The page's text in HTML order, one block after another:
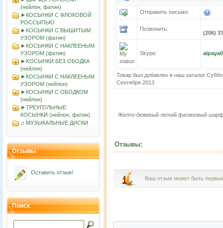
(нейлон, фатин)
►КОСЫНКИ С ФЛОКОВОЙ
РОССЫПЬЮ
►КОСЫНКИ С ВЫШИТЫМ
УЗОРОМ (фатин)
►КОСЫНКИ С НАКЛЕЕНЫМ
УЗОРОМ (фатин)
►KOСЫНКИ БЕЗ ОБОДКА
(нейлон)
►КОСЫНКИ С НАКЛЕЕНЫМ
УЗОРОМ (нейлон)
►КОСЫНКИ С ОБОДКОМ
(нейлон)
►ТРЕУГОЛЬНЫЕ
КОСЫНКИ (нейлон, фатин)
♫ МУЗЫКАЛЬНЫЕ ДИСКИ
Отзывы
Оставить отзыв!
Поиск
Отправить письмо:
Позвонить:
(206)
Skype:
Товар был добавлен в наш каталог
Сентября 2013
Желто-бежевый легкий фатиновый
Отзывы:
Ваш отзыв может быть